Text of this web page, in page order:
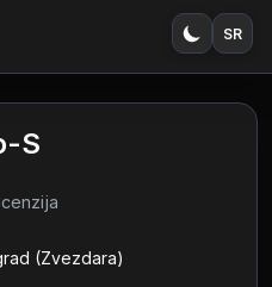
SR
S
(Zvezdara)